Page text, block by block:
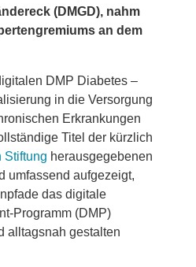
(DMGD), nahm
an dem
DMP Diabetes –
in die Versorgung
Erkrankungen
Titel der kürzlich
Stiftung herausgegebenen
umfassend aufgezeigt,
das digitale
Programm (DMP)
alltagsnah gestalten